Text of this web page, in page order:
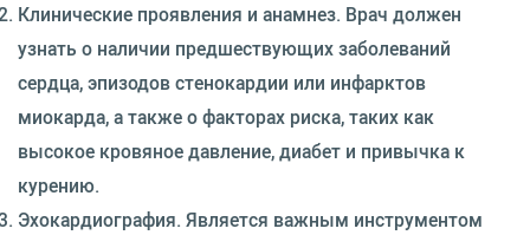
Клинические проявления и анамнез. Врач должен
узнать о наличии предшествующих заболеваний
сердца, эпизодов стенокардии или инфарктов
миокарда, а также о факторах риска, таких как
высокое кровяное давление, диабет и привычка к
курению.
Эхокардиография. Является важным инструментом